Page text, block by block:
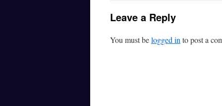
Leave a Reply
You must belogged in to post a